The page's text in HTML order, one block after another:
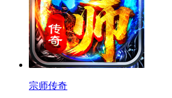
宗师传奇